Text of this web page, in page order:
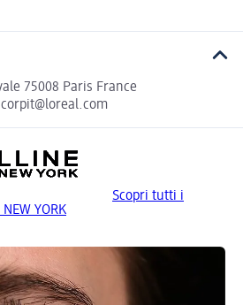
75008 Paris France
Scopri tutti i
YORK